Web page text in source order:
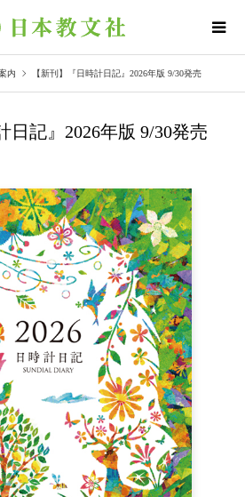
内 【新刊】『日時計日記』2026年版 9/30発売
日記』2026年版 9/30発売